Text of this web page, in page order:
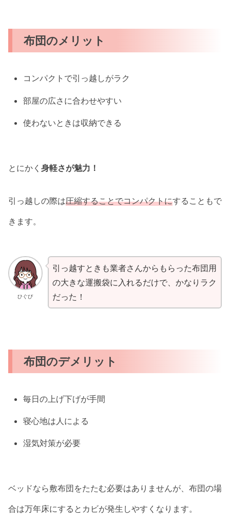
布団のメリット
コンパクトで引っ越しがラク
部屋の広さに合わせやすい
使わないときは収納できる
とにかく 身軽さが魅力！
引っ越しの際は圧縮することでコンパクトにすることもで
きます。
ひぐぴ
引っ越すときも業者さんからもらった布団用
の大きな運搬袋に入れるだけで、かなりラク
だった！
布団のデメリット
毎日の上げ下げが手間
寝心地は人による
湿気対策が必要
ベッドなら敷布団をたたむ必要はありませんが、布団の場
合は万年床にするとカビが発生しやすくなります。